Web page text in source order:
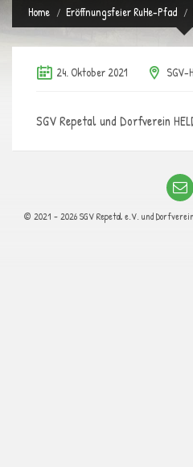
Home Eröffnungsfeier RuHe-Pfad
24. Oktober 2021 SGV-
SGV Repetal und Dorfverein
© 2021 - 2026 SGV Repetal e.V. und Dorfverein